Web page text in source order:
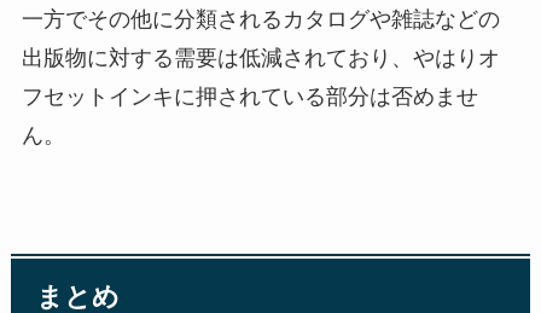
一方でその他に分類されるカタログや雑誌などの
出版物に対する需要は低減されており、やはりオ
フセットインキに押されている部分は否めませ
ん。
まとめ